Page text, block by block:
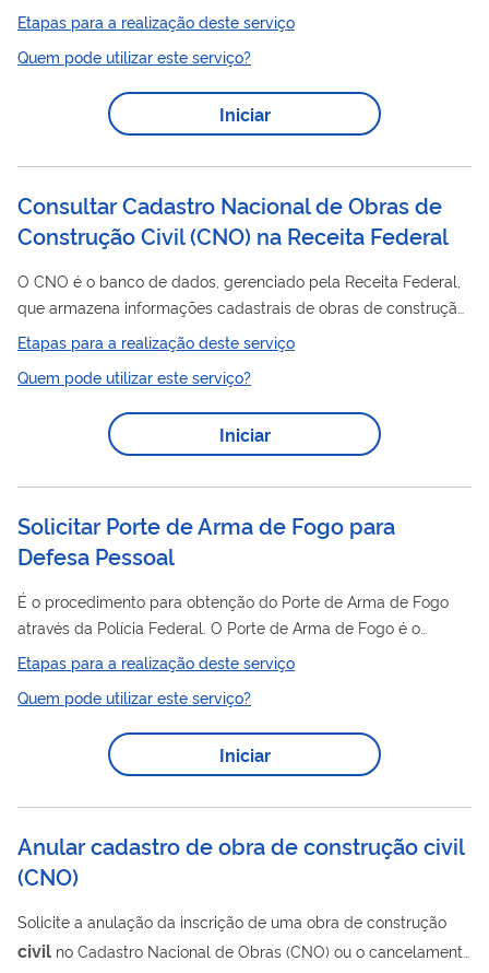
responsável deve fazer a inscrição da obra no CNO em até 30
(trinta) dias, contados do inicio das atividades de construção. O
Cadastro Nacional de Obras (CNO) é o banco de dados,
gerenciado pela Receita Federal, que armazena informações
das obras de construção
civil. Esse cadastro é necessário
Fiscal, ao final da...
Etapas para a realização deste serviço
Quem pode utilizar este serviço?
Iniciar
Consultar Cadastro Nacional de Obras de
Construção Civil (CNO) na Receita Federal
O CNO é o banco de dados, gerenciado pela Receita Federal,
que armazena informações cadastrais de obras de construção
civile de seus responsáveis. Consulte as informações da sua
construção
civil
que constam no Cadastro Nacional de Obras
Etapas para a realização deste serviço
Quem pode utilizar este serviço?
Iniciar
Solicitar Porte de Arma de Fogo para
Defesa Pessoal
É o procedimento para obtenção do Porte de Arma de Fogo
através da Polícia Federal. O Porte de Arma de Fogo é o
documento, com validade de até 5 anos, que autoriza o
cidadão a portar, transportar e trazer consigo uma arma de
fogo, de forma discreta, fora das dependências de sua
residência ou local de trabalho. O porte de arma de fogo serve
apenas para a arma listada no documento. O Decreto nº
pessoal, intransferível e...
Etapas para a realização deste serviço
Quem pode utilizar este serviço?
Iniciar
Anular cadastro de obra de construção civil
(CNO)
Solicite a anulação da inscrição de uma obra de construção
civil no Cadastro Nacional de Obras (CNO) ou o cancelamento